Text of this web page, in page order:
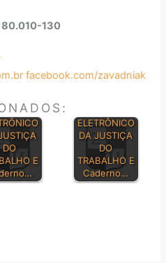
80.010-130
facebook.com/zavadniak
DO
E
ELETRÔNICO
DA JUSTIÇA
DO
TRABALHO E
Caderno…